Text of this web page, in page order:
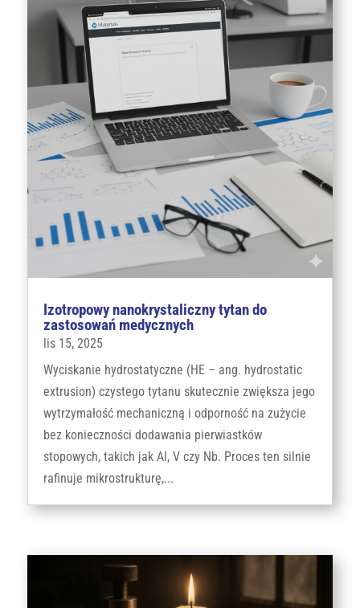
Izotropowy nanokrystaliczny tytan do
zastosowań medycznych
lis 15, 2025
Wyciskanie hydrostatyczne (HE – ang. hydrostatic
extrusion) czystego tytanu skutecznie zwiększa jego
wytrzymałość mechaniczną i odporność na zużycie
bez konieczności dodawania pierwiastków
stopowych, takich jak Al, V czy Nb. Proces ten silnie
rafinuje mikrostrukturę,...